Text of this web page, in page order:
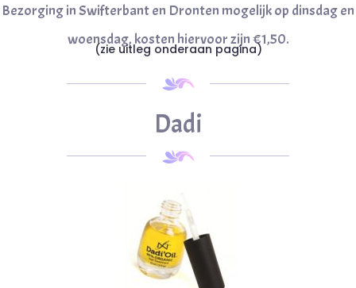
Bezorging in Swifterbant en Dronten mogelijk op dinsdag en
woensdag, kosten hiervoor zijn €1,50.
(zie uitleg onderaan pagina)
Dadi